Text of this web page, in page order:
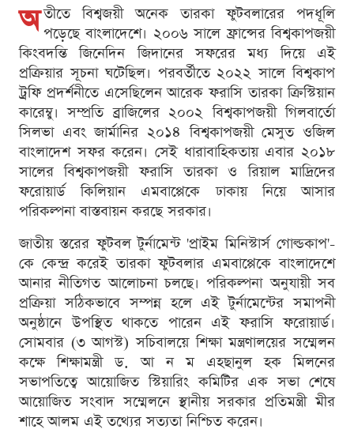
অ তীতে বিশ্বজয়ী অনেক তারকা ফুটবলারের পদধূলি
পড়েছে বাংলাদেশে। ২০০৬ সালে ফ্রান্সের বিশ্বকাপজয়ী
কিংবদন্তি জিনেদিন জিদানের সফরের মধ্য দিয়ে এই
প্রক্রিয়ার সূচনা ঘটেছিল। পরবর্তীতে ২০২২ সালে বিশ্বকাপ
ট্রফি প্রদর্শনীতে এসেছিলেন আরেক ফরাসি তারকা ক্রিস্টিয়ান
কারেম্বু। সম্প্রতি ব্রাজিলের ২০০২ বিশ্বকাপজয়ী গিলবার্তো
সিলভা এবং জার্মানির ২০১৪ বিশ্বকাপজয়ী মেসুত ওজিল
বাংলাদেশ সফর করেন। সেই ধারাবাহিকতায় এবার ২০১৮
সালের বিশ্বকাপজয়ী ফরাসি তারকা ও রিয়াল মাদ্রিদের
ফরোয়ার্ড কিলিয়ান এমবাপ্পেকে ঢাকায় নিয়ে আসার
পরিকল্পনা বাস্তবায়ন করছে সরকার।
জাতীয় স্তরের ফুটবল টুর্নামেন্ট 'প্রাইম মিনিস্টার্স গোল্ডকাপ'-
কে কেন্দ্র করেই তারকা ফুটবলার এমবাপ্পেকে বাংলাদেশে
আনার নীতিগত আলোচনা চলছে। পরিকল্পনা অনুযায়ী সব
প্রক্রিয়া সঠিকভাবে সম্পন্ন হলে এই টুর্নামেন্টের সমাপনী
অনুষ্ঠানে উপস্থিত থাকতে পারেন এই ফরাসি ফরোয়ার্ড।
সোমবার (৩ আগস্ট) সচিবালয়ে শিক্ষা মন্ত্রণালয়ের সম্মেলন
কক্ষে শিক্ষামন্ত্রী ড. আ ন ম এহছানুল হক মিলনের
সভাপতিত্বে আয়োজিত স্টিয়ারিং কমিটির এক সভা শেষে
আয়োজিত সংবাদ সম্মেলনে স্থানীয় সরকার প্রতিমন্ত্রী মীর
শাহে আলম এই তথ্যের সত্যতা নিশ্চিত করেন।